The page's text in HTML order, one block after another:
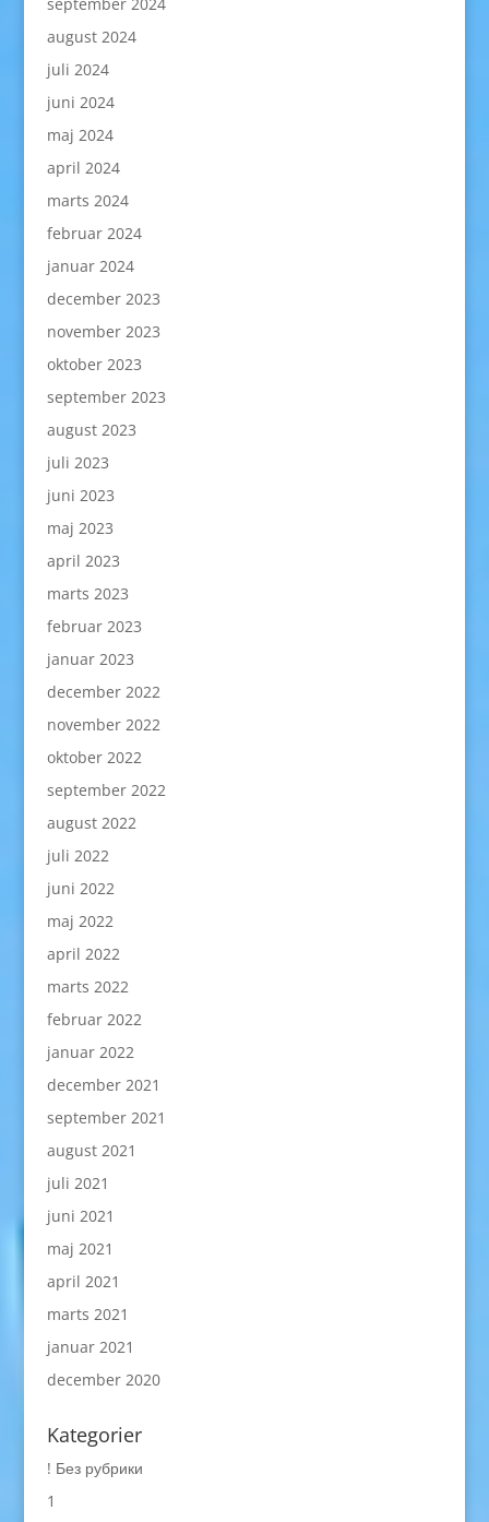
august 2024
juli 2024
juni 2024
maj 2024
april 2024
marts 2024
februar 2024
januar 2024
december 2023
november 2023
oktober 2023
september 2023
august 2023
juli 2023
juni 2023
maj 2023
april 2023
marts 2023
februar 2023
januar 2023
december 2022
november 2022
oktober 2022
september 2022
august 2022
juli 2022
juni 2022
maj 2022
april 2022
marts 2022
februar 2022
januar 2022
december 2021
september 2021
august 2021
juli 2021
juni 2021
maj 2021
april 2021
marts 2021
januar 2021
december 2020
Kategorier
! Без рубрики
1